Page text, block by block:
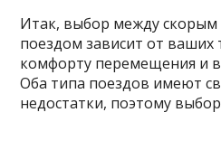
Итак, выбор между скорым
поездом зависит от ваших
комфорту перемещения и
Оба типа поездов имеют
недостатки, поэтому